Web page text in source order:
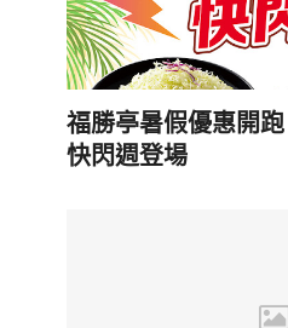
福勝亭暑假優惠開
快閃週登場